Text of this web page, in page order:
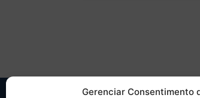
Gerenciar Consentimento